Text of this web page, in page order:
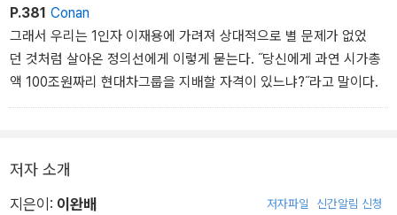
P.381 Conan
그래서 우리는 1인자 이재용에 가려져 상대적으로 별 문제가 없었
던 것처럼 살아온 정의선에게 이렇게 묻는다. ˝당신에게 과연 시가총
액 100조원짜리 현대차그룹을 지배할 자격이 있느냐?˝라고 말이다.
저자 소개
지은이: 이완배 저자파일 신간알림 신청